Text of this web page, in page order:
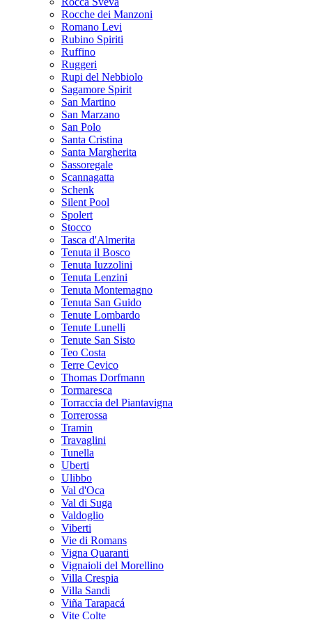
Rocche dei Manzoni
Romano Levi
Rubino Spiriti
Ruffino
Ruggeri
Rupi del Nebbiolo
Sagamore Spirit
San Martino
San Marzano
San Polo
Santa Cristina
Santa Margherita
Sassoregale
Scannagatta
Schenk
Silent Pool
Spolert
Stocco
Tasca d'Almerita
Tenuta il Bosco
Tenuta Iuzzolini
Tenuta Lenzini
Tenuta Montemagno
Tenuta San Guido
Tenute Lombardo
Tenute Lunelli
Tenute San Sisto
Teo Costa
Terre Cevico
Thomas Dorfmann
Tormaresca
Torraccia del Piantavigna
Torrerossa
Tramin
Travaglini
Tunella
Uberti
Ulibbo
Val d'Oca
Val di Suga
Valdoglio
Viberti
Vie di Romans
Vigna Quaranti
Vignaioli del Morellino
Villa Crespia
Villa Sandi
Viña Tarapacá
Vite Colte